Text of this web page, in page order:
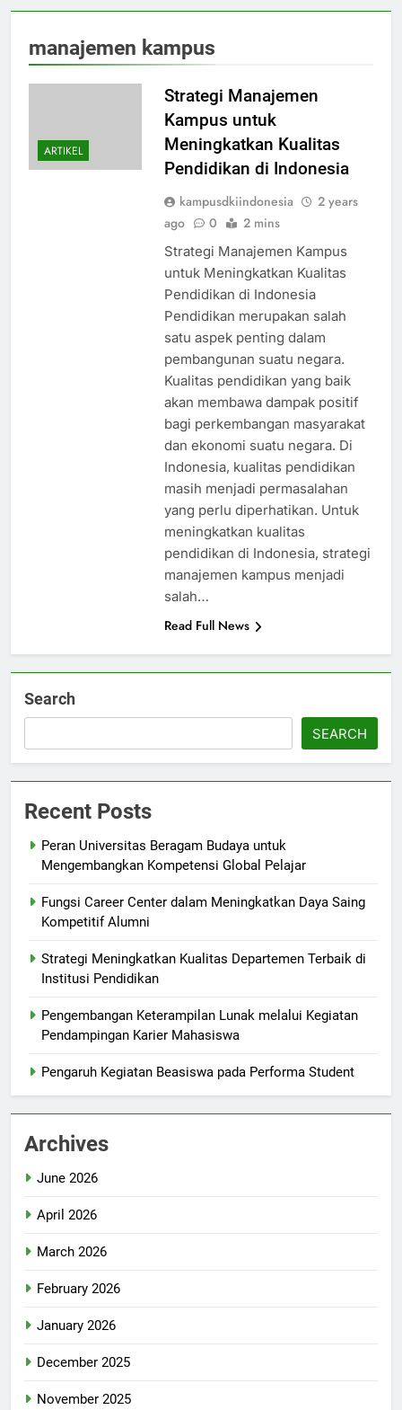
manajemen kampus
ARTIKEL
Strategi Manajemen
Kampus untuk
Meningkatkan Kualitas
Pendidikan di Indonesia
kampusdkiindonesia
2 years
ago
0 2 mins
Strategi Manajemen Kampus
untuk Meningkatkan Kualitas
Pendidikan di Indonesia
Pendidikan merupakan salah
satu aspek penting dalam
pembangunan suatu negara.
Kualitas pendidikan yang baik
akan membawa dampak positif
bagi perkembangan masyarakat
dan ekonomi suatu negara. Di
Indonesia, kualitas pendidikan
masih menjadi permasalahan
yang perlu diperhatikan. Untuk
meningkatkan kualitas
pendidikan di Indonesia, strategi
manajemen kampus menjadi
salah…
Read Full News
Search
SEARCH
Recent Posts
Peran Universitas Beragam Budaya untuk
Mengembangkan Kompetensi Global Pelajar
Fungsi Career Center dalam Meningkatkan Daya Saing
Kompetitif Alumni
Strategi Meningkatkan Kualitas Departemen Terbaik di
Institusi Pendidikan
Pengembangan Keterampilan Lunak melalui Kegiatan
Pendampingan Karier Mahasiswa
Pengaruh Kegiatan Beasiswa pada Performa Student
Archives
June 2026
April 2026
March 2026
February 2026
January 2026
December 2025
November 2025